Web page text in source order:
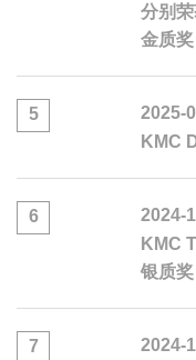
分别
金质
5
2025-
KMC
6
2024-
KMC
银质奖
7
2024-